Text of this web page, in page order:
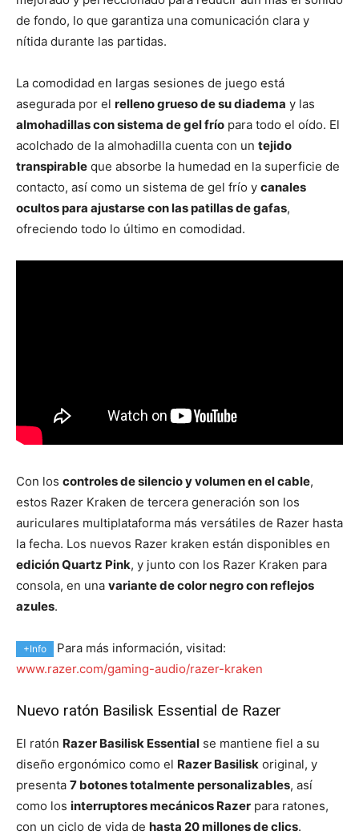
de fondo, lo que garantiza una comunicación clara y
nítida durante las partidas.
La comodidad en largas sesiones de juego está
asegurada por el relleno grueso de su diadema y las
almohadillas con sistema de gel frío para todo el oído. El
acolchado de la almohadilla cuenta con un tejido
transpirable que absorbe la humedad en la superficie de
contacto, así como un sistema de gel frío y canales
ocultos para ajustarse con las patillas de gafas,
ofreciendo todo lo último en comodidad.
Con los controles de silencio y volumen en el cable,
estos Razer Kraken de tercera generación son los
auriculares multiplataforma más versátiles de Razer hasta
la fecha. Los nuevos Razer kraken están disponibles en
edición Quartz Pink, y junto con los Razer Kraken para
consola, en una variante de color negro con reflejos
azules.
+Info
Para más información, visitad:
www.razer.com/gaming-audio/razer-kraken
Nuevo ratón Basilisk Essential de Razer
El ratón Razer Basilisk Essential se mantiene fiel a su
diseño ergonómico como el Razer Basilisk original, y
presenta 7 botones totalmente personalizables, así
como los interruptores mecánicos Razer para ratones,
con un ciclo de vida de hasta 20 millones de clics.